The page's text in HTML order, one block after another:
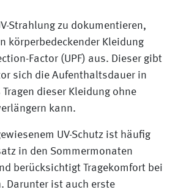
Strahlung zu dokumentieren,
körperbedeckender Kleidung
Factor (UPF) aus. Dieser gibt
sich die Aufenthaltsdauer in
dieser Kleidung ohne
kann.
UV-Schutz ist häufig
in den Sommermonaten
berücksichtigt Tragekomfort bei
Darunter ist auch erste